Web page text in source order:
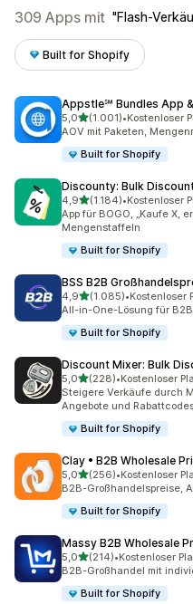
309 Apps mit Flash-
Built for Shopify
Appstle℠ Bundles App
5,0von 5 Sternen
(1.001)
1001 Rezensionen
•Kostenloser
AOV mit Paketen,
Built for Shopify
Discounty: Bulk
4,9von 5 Sternen
(1.184)
1184 Rezensionen
•Kostenloser
App für BOGO, „Kaufe X,
Mengenstaffeln
Built for Shopify
BSS B2B
4,9von 5 Sternen
(1.085)
1085 Rezensionen
•Kostenloser
All-in-One-Lösung für
Built for Shopify
Discount Mixer: Bulk
5,0von 5 Sternen
(228)
228 Rezensionen
•Kostenloser
Steigere Verkäufe durch
Angebote und
Built for Shopify
Clay • B2B Wholesale
5,0von 5 Sternen
(256)
256 Rezensionen
•Kostenloser
B2B-Großhandelspreise,
Built for Shopify
Massy B2B Wholesale
5,0von 5 Sternen
(214)
214 Rezensionen
•Kostenloser
B2B-Großhandel mit
Built for Shopify